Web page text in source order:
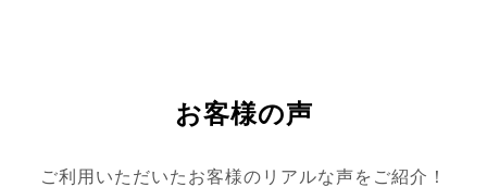
お客様の声
ご利用いただいたお客様のリアルな声をご紹介！